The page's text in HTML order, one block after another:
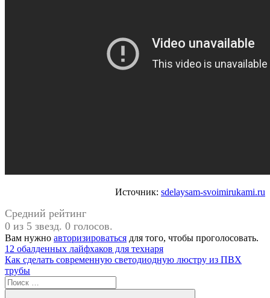
Источник: sdelaysam-svoimirukami.ru
Средний рейтинг
0 из 5 звезд. 0 голосов.
Вам нужно авторизироваться для того, чтобы проголосовать.
Навигация
по
записям
Предыдущая
запись:
12 обалденных лайфхаков для технаря
Следующая
запись:
Как сделать современную светодиодную люстру из ПВХ
трубы
Поиск
для: